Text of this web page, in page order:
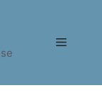
Meniu